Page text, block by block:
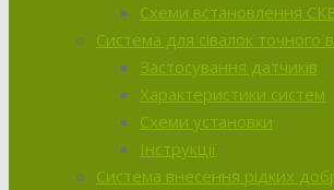
Схеми встановлення
Система для сівалок точного
Застосування датчиків
Характеристики систем
Схеми установки
Інструкції
Система внесення рідких